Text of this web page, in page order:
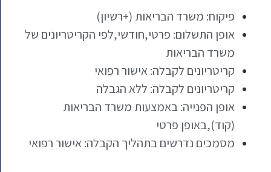
פיקוח: משרד הבריאות (+רשיון)
אופן התשלום: פרטי,חודשי,לפי הקריטריונים של
משרד הבריאות
קריטריונים לקבלה: אישור רפואי
קריטריונים לקבלה: ללא הגבלה
אופן הפנייה: באמצעות משרד הבריאות
(קוד),באופן פרטי
מסמכים נדרשים בתהליך הקבלה: אישור רפואי